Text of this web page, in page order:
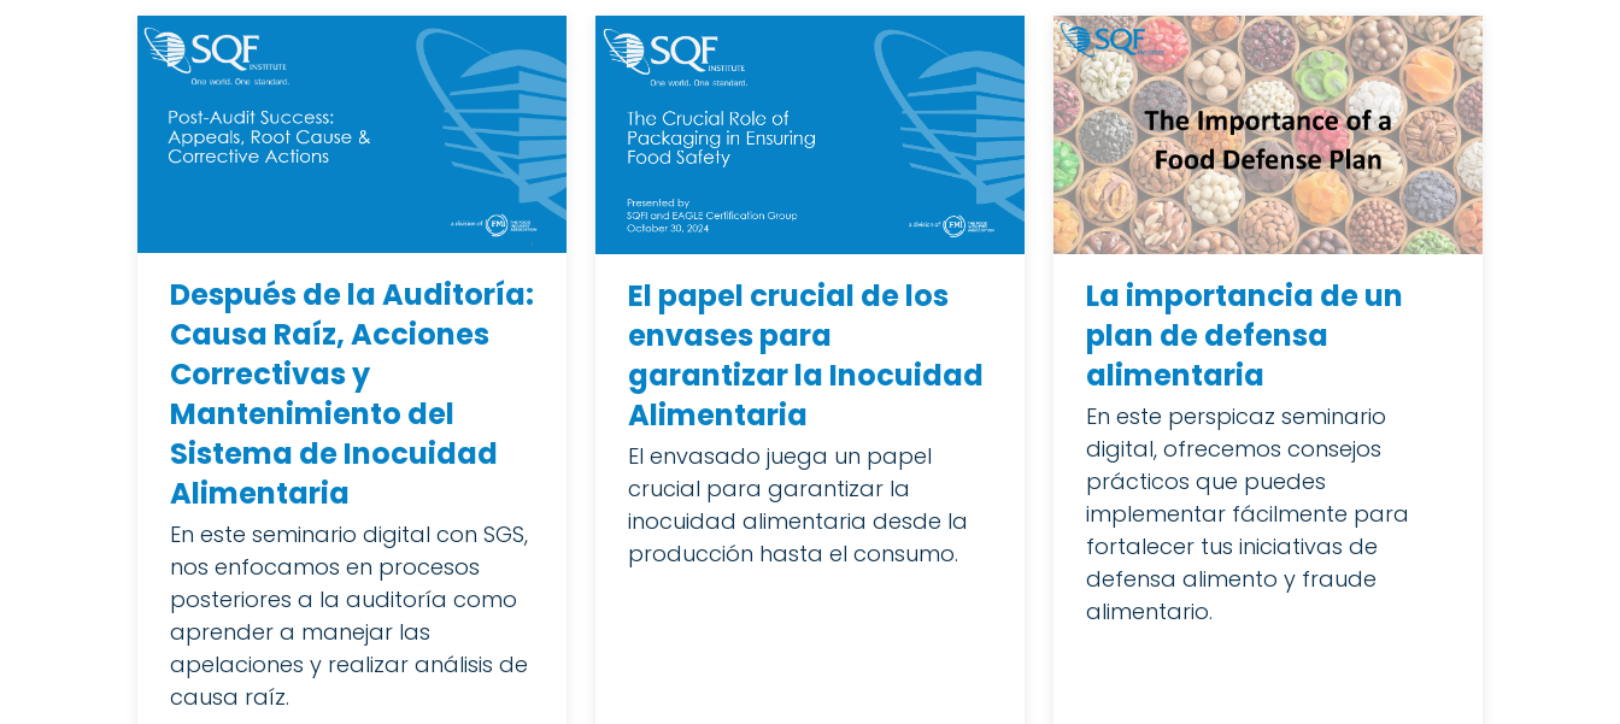
Después de la Auditoría:
Causa Raíz, Acciones
Correctivas y
Mantenimiento del
Sistema de Inocuidad
Alimentaria
En este seminario digital con SGS,
nos enfocamos en procesos
posteriores a la auditoría como
aprender a manejar las
apelaciones y realizar análisis de
causa raíz.
El papel crucial de los
envases para
garantizar la Inocuidad
Alimentaria
El envasado juega un papel
crucial para garantizar la
inocuidad alimentaria desde la
producción hasta el consumo.
La importancia de un
plan de defensa
alimentaria
En este perspicaz seminario
digital, ofrecemos consejos
prácticos que puedes
implementar fácilmente para
fortalecer tus iniciativas de
defensa alimento y fraude
alimentario.